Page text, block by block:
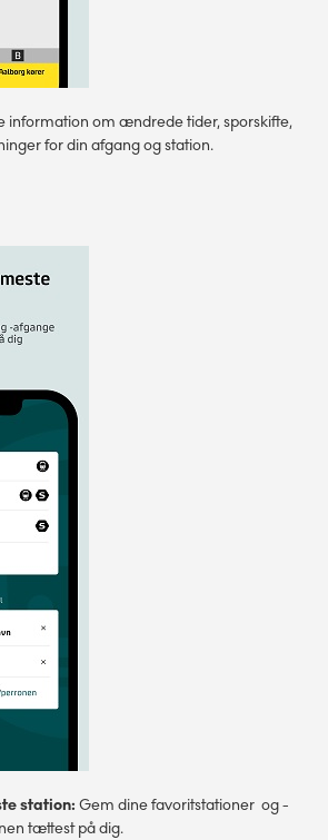
information om ændrede tider, sporskifte,
for din afgang og station.
station: Gem dine favoritstationer og -
tættest på dig.